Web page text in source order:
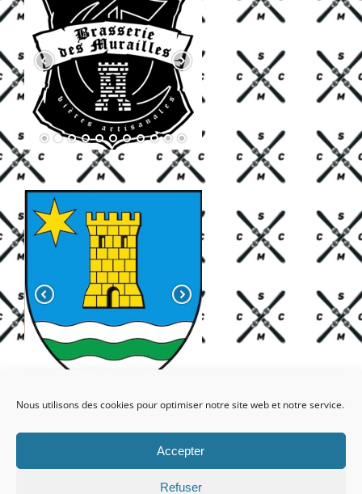
Nous utilisons des cookies pour optimiser notre site web et notre service.
Accepter
Refuser